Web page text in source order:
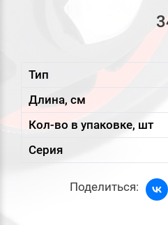
Тип
Длина, см
Кол-во в упаковке, шт
Серия
Поделиться: